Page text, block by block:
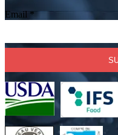
Email *